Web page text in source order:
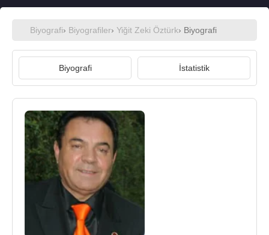
Biyografi› Biyografiler› Yiğit Zeki Öztürk› Biyografi
Biyografi İstatistik